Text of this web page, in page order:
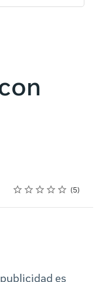
For Completion
Rating
1 star
2 stars
3 stars
4 stars
5 stars 5
es